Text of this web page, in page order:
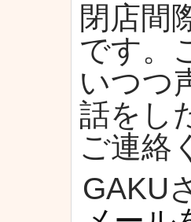
閉店間
です。
いつつ
話をし
ご連絡
GAKU